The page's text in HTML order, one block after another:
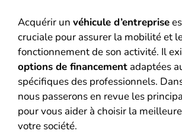
Acquérir un véhicule d’entreprise
cruciale pour assurer la mobilité et
fonctionnement de son activité. Il
options de financement adaptées
spécifiques des professionnels.
nous passerons en revue les
pour vous aider à choisir la
votre société.